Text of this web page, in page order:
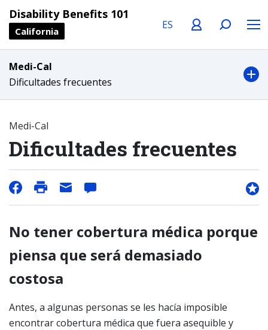
Disability Benefits 101
California
Medi-Cal
Dificultades frecuentes
Medi-Cal
Dificultades frecuentes
No tener cobertura médica porque
piensa que será demasiado
costosa
Antes, a algunas personas se les hacía imposible
encontrar cobertura médica que fuera asequible y